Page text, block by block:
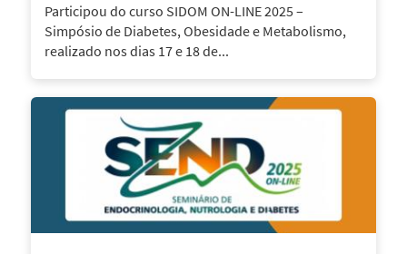
Participou do curso SIDOM ON-LINE 2025 –
Simpósio de Diabetes, Obesidade e Metabolismo,
realizado nos dias 17 e 18 de...